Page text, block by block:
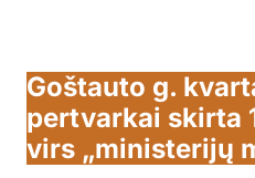
Goštauto g.
pertvarkai skirta
virs „ministerijų